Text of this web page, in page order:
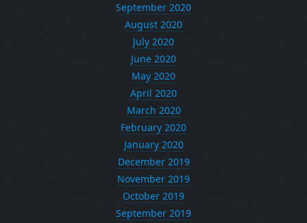
September 2020
August 2020
July 2020
June 2020
May 2020
April 2020
March 2020
February 2020
January 2020
December 2019
November 2019
October 2019
September 2019